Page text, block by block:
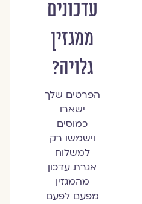
עדכונים
ממגזין
גלויה?
הפרטים שלך
ישארו
כמוסים
וישמשו רק
למשלוח
אגרת עדכון
מהמגזין
מפעם לפעם